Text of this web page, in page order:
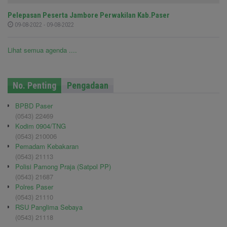
Pelepasan Peserta Jambore Perwakilan Kab.Paser
09-08-2022 - 09-08-2022
Lihat semua agenda ....
No. Penting Pengadaan
BPBD Paser
(0543) 22469
Kodim 0904/TNG
(0543) 210006
Pemadam Kebakaran
(0543) 21113
Polisi Pamong Praja (Satpol PP)
(0543) 21687
Polres Paser
(0543) 21110
RSU Panglima Sebaya
(0543) 21118